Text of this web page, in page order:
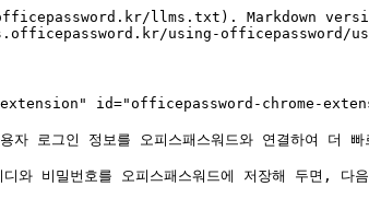
저에서 열려 있는 웹사이트와 OfficePassword에 저장된 패스워드 레코드를 연결하여 보여 줍니다. 전체 패스워드 관리가 필요한 경우에는 확장 프로그램 상단의 바로가기 아이콘을 클릭하여 OfficePassword 웹 앱으로 이동할 수 있습니다.
{% endhint %}

***

### 확장 프로그램 기본 화면 이해하기 <a href="#understanding-the-extension-default-screen" id="understanding-the-extension-default-screen"></a>

로그인 후 Chrome 오른쪽 위의 OfficePassword 아이콘을 클릭하면 확장 프로그램 창이 열립니다.

<figure><img src="/files/X72PiRJQYUdZJ2rxKk7n" alt="" width="358"><figcaption><p>확장 프로그램 아이콘을 누르면 현재 창의 접속 정보를 보여줍니다.</p></figcaption></figure>

* 확장 프로그램 상단에는 **OfficePassword 로고(**<img src="/files/BiMCfFkVQ8vssRK6CSKa" alt="" data-size="line">**)**&#xC640; **서비스 이름(OfficePassword)**&#xC774; 표시됩니다. 서비스 이름 옆의 **바로가기 아이콘(**<img src="/files/Ms6XoNDdcU2jqmfT9tO0" alt="" data-size="line">**)**&#xC744; 클릭하면 **OfficePassword 웹 앱**으로 이동할 수 있습니다.
* 상단 오른쪽에는 현재 로그인한 사용자의 프로필 사진이 표시됩니다. 프로필 사진을 클릭하면 **환경설정**과 **로그아웃** 메뉴를 사용할 수 있습니다.

<figure><img src="/files/BHcbjsvsos4ZUMeuxb25" alt="" width="354"><figcaption><p>설정과 로그아웃 메뉴</p></figcaption></figure>

* 확장 프로그램 본문에는 **검색창**과 2개의 **탭**이 표시됩니다.
  * **현재 페이지** 탭은 지금 열려 있는 웹사이트와 관련된 패스워드 레코드를 보여 줍니다.
  * **즐겨찾기** 탭은 OfficePassword에서 즐겨찾기로 지정한 패스워드를 보여 줍니다.

검색창에서는 저장된 패스워드 항목을 검색할 수 있습니다.

{% hint style="info" %}
로그인 페이지에서 OfficePassword 아이콘을 클릭하면 먼저 **현재 페이지** 탭을 확인하세요. 현재 사이트와 연결된 패스워드가 저장되어 있으면 해당 항목이 바로 표시됩니다.
{% endhint %}

***

### 현재 페이지에 저장된 패스워드가 있는 경우 <a href="#if-there-is-a-password-saved-on-the-current-page" id="if-there-is-a-password-saved-on-the-current-page"></a>

현재 접속한 웹사이트의 URL과 일치하거나 관련된 패스워드 레코드가 OfficePassword에 저장되어 있으면, 확장 프로그램의 **현재 페이지** 탭에 해당 패스워드 항목이 표시됩니다.

예를 들어 Naver, Zendesk, 그룹웨어, 업무용 포털 등 특정 사이트의 로그인 정보가 OfficePassword에 저장되어 있다면, 해당 사이트에 접속한 상태에서 확장 프로그램을 열었을 때 관련 계정이 표시됩니다.

패스워드 항목을 클릭하면 상세 정보가 펼쳐집니다.

<figure><img src="/files/z5nrWMvJ9bdW3bpQDKsT" alt="" width="358"><figcaption><p>현재페이지의 패스워드가 저장된 정보를 누르면 상세정보가 열립니다.</p></figcaption></figure>

상세 화면에서는 다음 정보를 확인할 수 있습니다.

* URL
* ID
* PW

비밀번호는 기본적으로 점 형태로 가려져 표시됩니다. 필요한 경우 보기 아이콘(![](/files/NpNH4zd9eb5nJxG44ye9))을 클릭하여 비밀번호를 확인할 수 있습니다.

ID 옆의 복사 아이콘(<img src="/files/GV9UL0ihhv2DjRjxPUM7" alt="" data-size="line">)을 클릭하면 아이디를 클립보드에 복사할 수 있습니다. URL 옆의 바로가기 아이콘(<img src="/files/lYhH9JdG6PSAo1NVtxIi" alt="" data-size="line">)을 클릭하면 해당 사이트로 이동할 수 있습니다.

{% hint style="danger" %}
비밀번호 보기 기능은 주변에 다른 사람이 없는 안전한 환경에서만 사용하세요. 비밀번호를 확인한 뒤에는 다시 숨김 상태로 전환하는 것이 좋습니다.
{% endhint %}

***